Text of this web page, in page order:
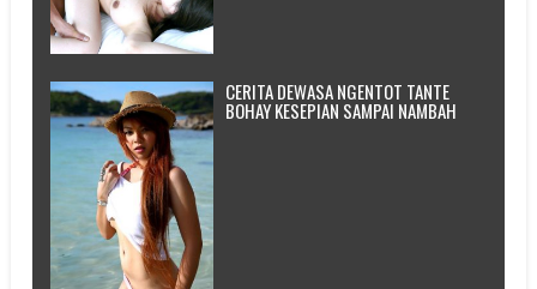
CERITA DEWASA NGENTOT TANTE
BOHAY KESEPIAN SAMPAI NAMBAH